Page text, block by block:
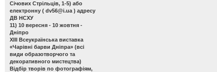
Січових Стрільців, 1-5) або
електронну ( dv56@i.ua ) адресу
ДВ НСХУ
11) 10 вересня - 10 жовтня -
Дніпро
ХІІІ Всеукраїнська виставка
«Чарівні барви Дніпра» (всі
види образотворчого та
декоративного мистецтва)
Відбір творів по фотографіям,